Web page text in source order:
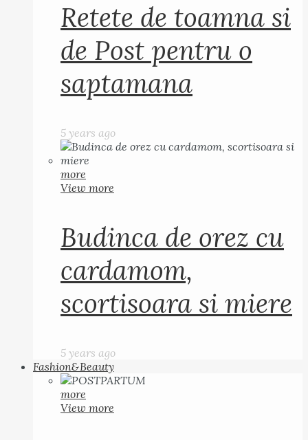
Retete de toamna si
de Post pentru o
saptamana
5 years ago
more
View more
Budinca de orez cu
cardamom,
scortisoara si miere
5 years ago
Fashion&Beauty
more
View more